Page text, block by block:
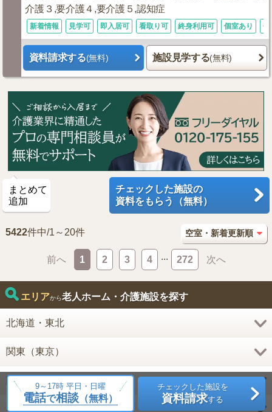
介護３,要介護４,要介護５,認知症
新着情報 見学可 即入居可 看取り可 終身利用可 個室あり 体
資料請求する(無料) 施設見学する(無料)
まとめて
追加
チェックした施設の
資料をもらう（無料）
9～17時 平日・日曜
電話で相談（無料）
チェックした施設を
資料請求する
5422件中/1～20件
前へ 1 2 3 4 ... 272 次へ
エリアから老人ホーム・介護施設を探す
北海道・東北
関東（東京）
関東（東京以外)
甲信越・北陸